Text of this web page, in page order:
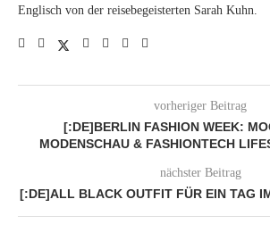
Englisch von der reisebegeisterten Sarah Kuhn.
vorheriger Beitrag
[:DE]BERLIN FASHION WEEK:
MODENSCHAU & FASHIONTECH
nächster Beitrag
[:DE]ALL BLACK OUTFIT FÜR EIN TAG